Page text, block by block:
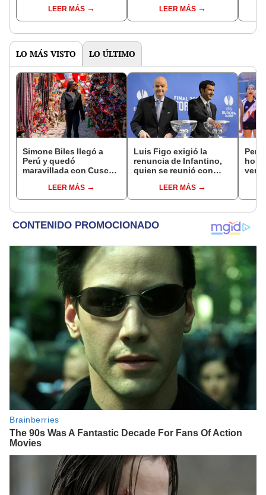
Maradona?LEER MÁS LEER MÁS
LO MÁS VISTO LO ÚLTIMO
Simone Biles llegó a
Perú y quedó
maravillada con Cusco:
lo hermoso que es este
país"
LEER MÁS
Luis Figo exigió la
renuncia de Infantino,
quien se reunió con
en Marruecos
LEER MÁS
Perú
hora
ver